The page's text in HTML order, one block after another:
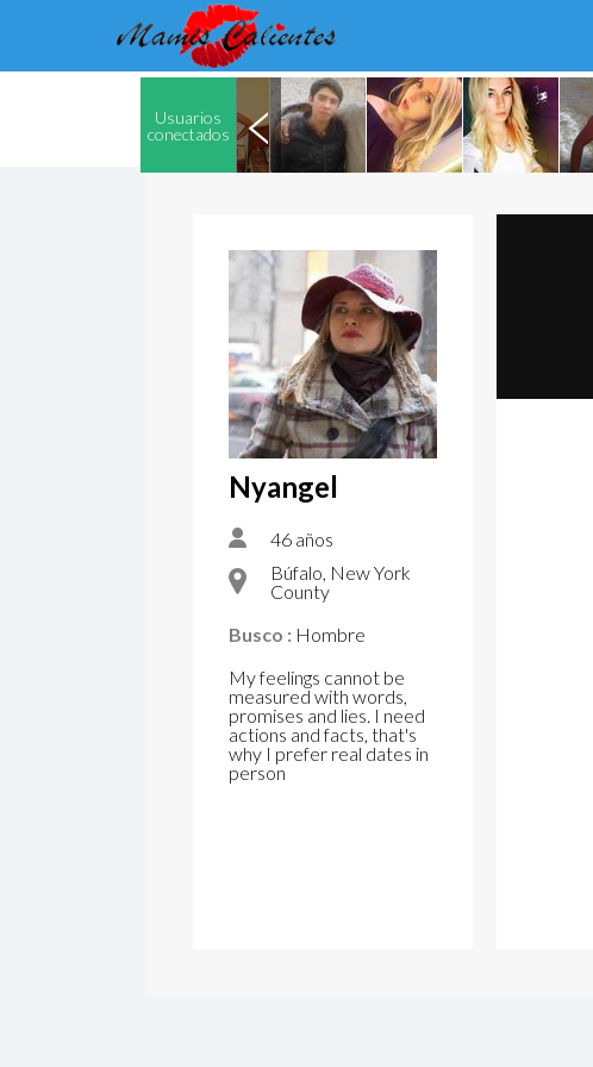
Usuarios
conectados
Nyangel
46 años
Búfalo, New York
County
Busco : Hombre
My feelings cannot be
measured with words,
promises and lies. I need
actions and facts, that's
why I prefer real dates in
person